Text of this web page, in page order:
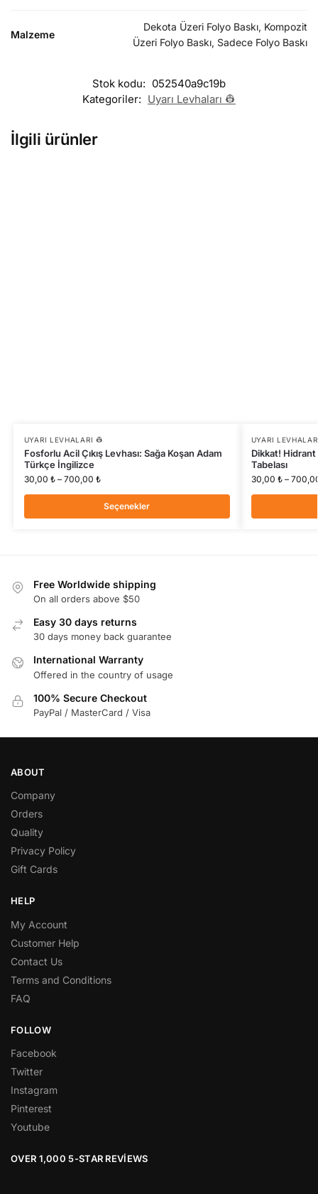
Malzeme
Dekota Üzeri Folyo Baskı, Kompozit
Üzeri Folyo Baskı, Sadece Folyo Baskı
Stok kodu: 052540a9c19b
Kategoriler: Uyarı Levhaları 👷
İlgili ürünler
UYARI LEVHALARI 👷
Fosforlu Acil Çıkış Levhası: Sağa Koşan Adam
Türkçe İngilizce
30,00 ₺ – 700,00 ₺
Seçenekler
UYARI
Dikkat! Hidrant
Tabelası
30,00 ₺ –
Free Worldwide shipping
On all orders above $50
Easy 30 days returns
30 days money back guarantee
International Warranty
Offered in the country of usage
100% Secure Checkout
PayPal / MasterCard / Visa
ABOUT
Company
Orders
Quality
Privacy Policy
Gift Cards
HELP
My Account
Customer Help
Contact Us
Terms and Conditions
FAQ
FOLLOW
Facebook
Twitter
Instagram
Pinterest
Youtube
OVER 1,000 5-STAR REVIEWS